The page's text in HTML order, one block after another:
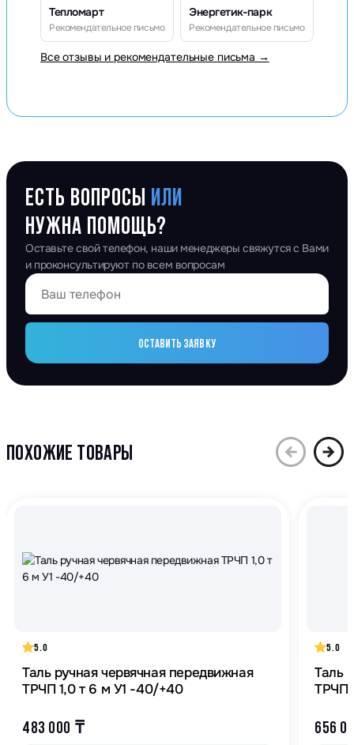
Тепломарт
Рекомендательное письмо
Энергетик-парк
Рекомендательное письмо
Все отзывы и рекомендательные письма →
ЕСТЬ ВОПРОСЫ ИЛИ
НУЖНА ПОМОЩЬ?
Оставьте свой телефон, наши менеджеры свяжутся с Вами
и проконсультируют по всем вопросам
ОСТАВИТЬ ЗАЯВКУ
ПОХОЖИЕ ТОВАРЫ
5.0
Таль ручная червячная передвижная
ТРЧП 1,0 т 6 м У1 -40/+40
483 000 ₸
5.0
Таль
ТРЧП
656